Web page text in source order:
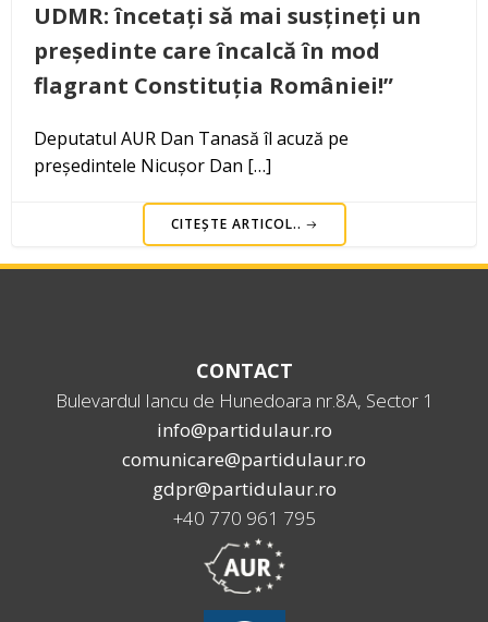
UDMR: încetați să mai susțineți un
președinte care încalcă în mod
flagrant Constituția României!”
Deputatul AUR Dan Tanasă îl acuză pe
președintele Nicușor Dan […]
CITEȘTE ARTICOL..
CONTACT
Bulevardul Iancu de Hunedoara nr.8A, Sector 1
info@partidulaur.ro
comunicare@partidulaur.ro
gdpr@partidulaur.ro
+40 770 961 795